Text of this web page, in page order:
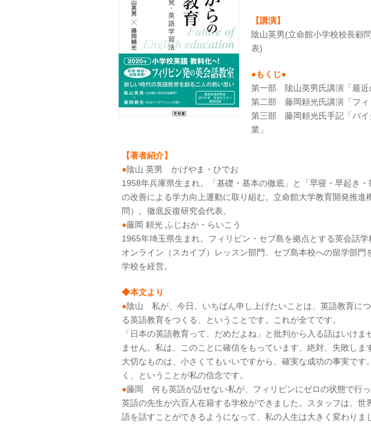
【講演】
陰山英男(立命館小学校校長顧
表)
●もくじ●
第一部 隂山英男氏講演「最近
第二部 藤岡頼光氏講演「フィ
第三部 藤岡頼光氏手記「バイ
業」
【著者紹介】
●陰山 英男 かげやま・ひでお
1958年兵庫県生まれ。「基礎・基本の徹底」と「早寝・早起き
の改善による学力向上運動に取り組む。立命館大学教育開発推進
問）。徹底反復研究会代表。
●藤岡 頼光 ふじおか・らいこう
1965年埼玉県生まれ。フィリピン・セブ島を拠点とする英会話学
オンライン（スカイプ）レッスン部門、セブ島本校への留学部
学校を経営。
◆本文より
●陰山 私が、今日、いちばん申し上げたいことは、英語教育に
る英語教育をつくる、ということです。これが全てです。
「日本の英語教育って、だめだよね」と批判から入る話はいけ
ません。私は、このことに確信をもっています、絶対、失敗しま
大切なものは、小さくてもいいですから、確実な成功の事実です
く、ということが私の信念です。
●藤岡 何も英語が話せない私が、フィリピンにゼロの状態で行っ
英語の先生が六百人在籍する学校ができました。スタッフは、世
語を話すことができるようになって、私の人生は大きく変わりま